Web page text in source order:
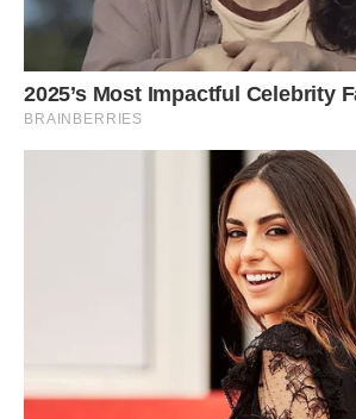
Які любов’ ю вміють зігрівати.
Ясного неба, і легких доріг,
І мрія заповітна хай здійсниться.
Хай щастя переступить твій поріг
Нехай літа волошками цвітуть!
Життя ясне дарує Ангел з неба,
Хай щастя й радість в дім твій увійдуть,
З днем Ангела, з чудовим, гарним днем.
Хай буде доля сонечком зігріта